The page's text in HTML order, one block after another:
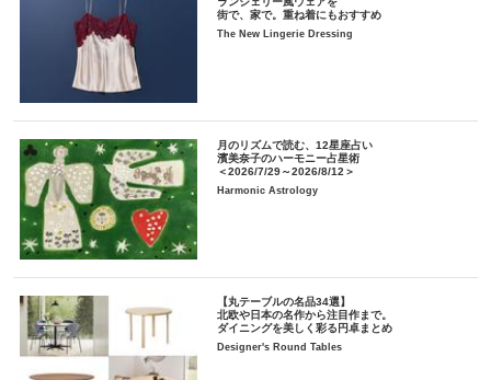
街で、家で。重ね着にもおすすめ
The New Lingerie Dressing
月のリズムで読む、12星座占い
濱美奈子のハーモニー占星術
＜2026/7/29～2026/8/12＞
Harmonic Astrology
【丸テーブルの名品34選】
北欧や日本の名作から注目作まで。
ダイニングを美しく彩る円卓まとめ
Designer's Round Tables